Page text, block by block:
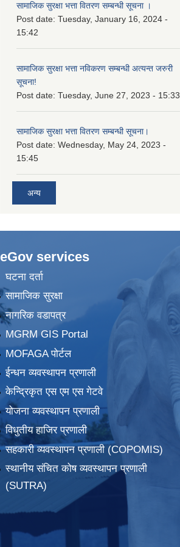
सामाजिक सुरक्षा भत्ता वितरण सम्बन्धी सूचना ।
Post date: Tuesday, January 16, 2024 -
15:42
सामाजिक सुरक्षा भत्ता नविकरण सम्बन्धी अत्यन्त जरुरी
सूचना!
Post date: Tuesday, June 27, 2023 - 15:33
सामाजिक सुरक्षा भत्ता वितरण सम्बन्धी सूचना।
Post date: Wednesday, May 24, 2023 -
15:45
अन्य
eGov services
घटना दर्ता
सामाजिक सुरक्षा
नागरिक वडापत्र
MGRM GIS Portal
MOFAGA पोर्टल
ईन्धन व्यवस्थापन प्रणाली
केन्द्रिकृत एस एम एस गेटवे
योजना व्यवस्थापन प्रणाली
विधुतीय हाजिर प्रणाली
सहकारी व्यवस्थापन प्रणाली (COPOMIS)
स्थानीय संचित कोष व्यवस्थापन प्रणाली
(SUTRA)